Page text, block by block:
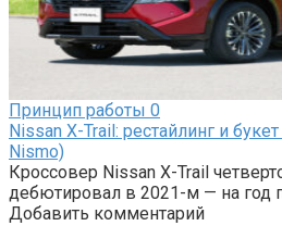
Принцип работы 0
Nissan X-Trail: рестайлинг и
Nismo)
Кроссовер Nissan X-Trail
дебютировал в 2021-м — на год
Добавить комментарий